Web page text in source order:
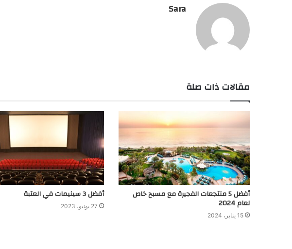
Sara
مقالات ذات صلة
أفضل 5 منتجعات الفجيرة مع مسبح خاص
لعام 2024
15 يناير، 2024
أفضل 3 سينيمات في العتبة
27 يونيو، 2023